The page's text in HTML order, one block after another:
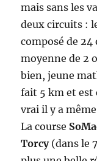
mais sans les
deux circuits :
composé de
moyenne de 2
bien, jeune
fait 5 km et est
vrai il y a
La course
Torcy(dans le